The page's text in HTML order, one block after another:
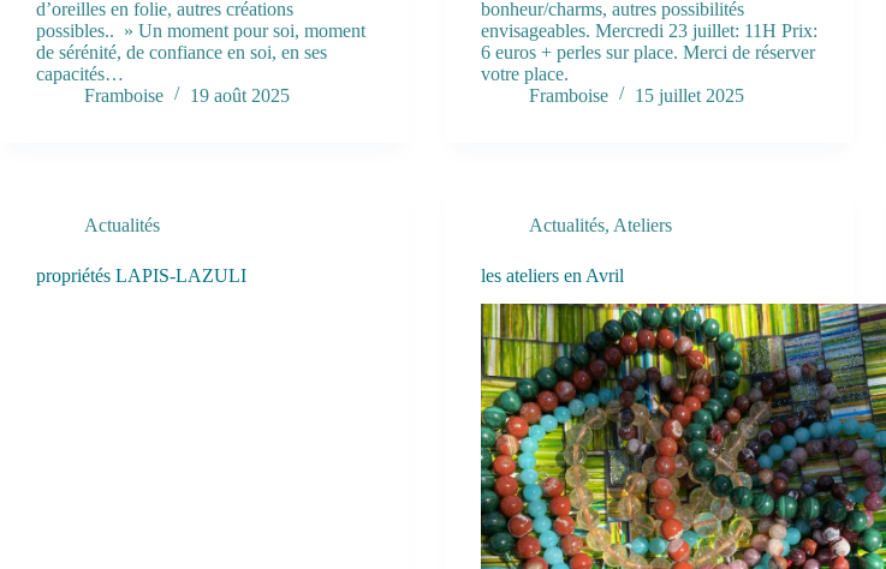
d’oreilles en folie, autres créations
possibles.. » Un moment pour soi, moment
de sérénité, de confiance en soi, en ses
capacités…
Framboise
19 août 2025
bonheur/charms, autres possibilités
envisageables. Mercredi 23 juillet: 11H Prix:
6 euros + perles sur place. Merci de réserver
votre place.
Framboise
15 juillet 2025
Actualités
propriétés LAPIS-LAZULI
Actualités, Ateliers
les ateliers en Avril